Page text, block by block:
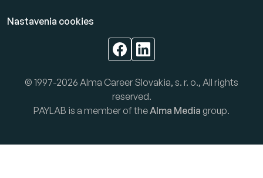
Nastavenia cookies
© 1997-2026 Alma Career Slovakia, s. r. o., All rights
reserved.
PAYLAB is a member of theAlma Media group.